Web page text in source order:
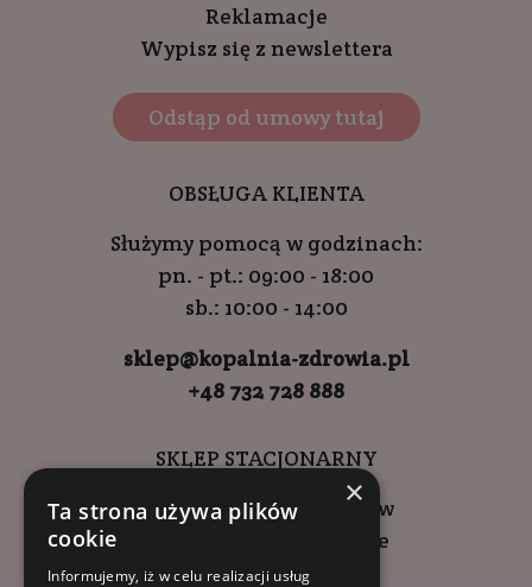
Reklamacje
Wypisz się z newslettera
Odstąp od umowy tutaj
OBSŁUGA KLIENTA
Służymy pomocą w godzinach:
pn. - pt.: 09:00 - 18:00
sb.: 10:00 - 14:00
sklep@kopalnia-zdrowia.pl
+48 732 728 888
SKLEP STACJONARNY
ul. Wadowicka 6, Kraków
Kompleks Buma Square
godziny otwarcia:
×
Ta strona używa plików
cookie
Informujemy, iż w celu realizacji usług